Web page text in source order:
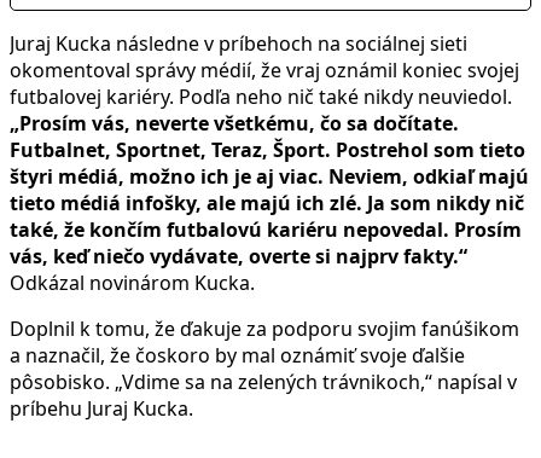
Juraj Kucka následne v príbehoch na sociálnej sieti
okomentoval správy médií, že vraj oznámil koniec svojej
futbalovej kariéry. Podľa neho nič také nikdy neuviedol.
„Prosím vás, neverte všetkému, čo sa dočítate.
Futbalnet, Sportnet, Teraz, Šport. Postrehol som tieto
štyri médiá, možno ich je aj viac. Neviem, odkiaľ majú
tieto médiá infošky, ale majú ich zlé. Ja som nikdy nič
také, že končím futbalovú kariéru nepovedal. Prosím
vás, keď niečo vydávate, overte si najprv fakty.“
Odkázal novinárom Kucka.
Doplnil k tomu, že ďakuje za podporu svojim fanúšikom
a naznačil, že čoskoro by mal oznámiť svoje ďalšie
pôsobisko. „Vdime sa na zelených trávnikoch,“ napísal v
príbehu Juraj Kucka.